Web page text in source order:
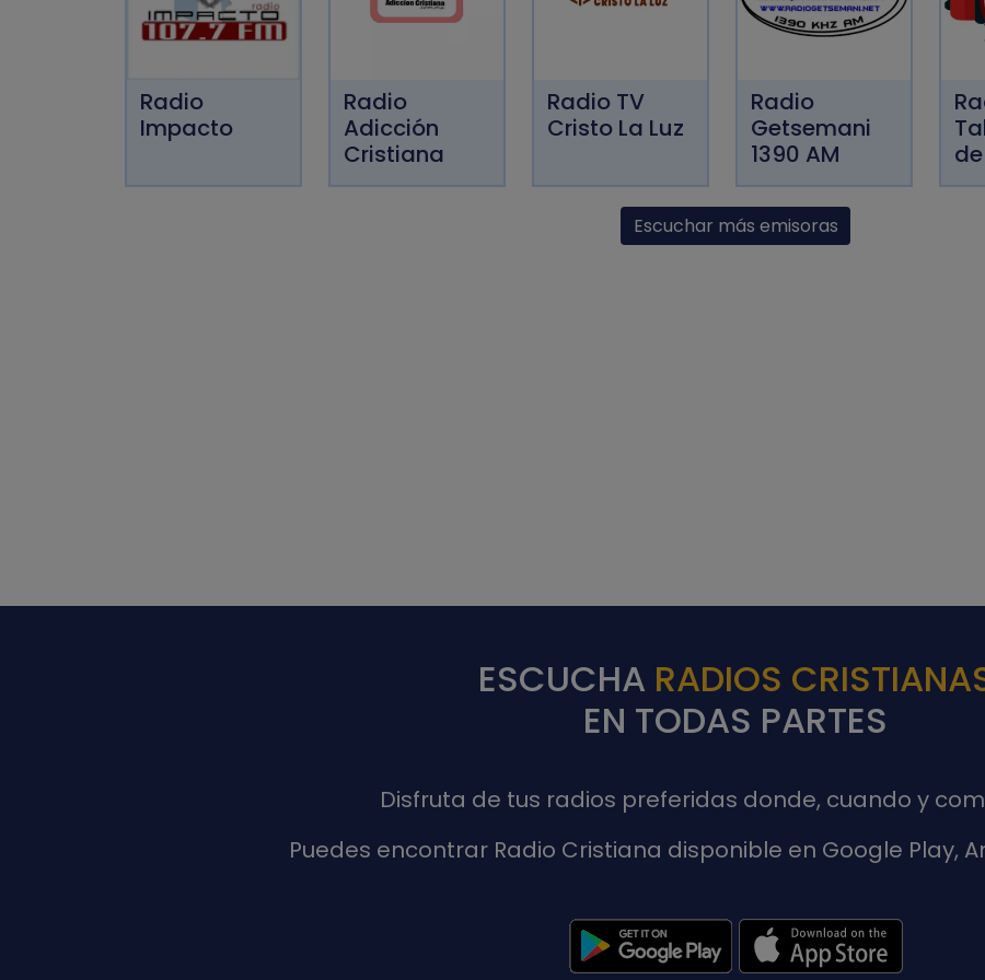
Radio
Impacto
Radio
Adicción
Cristiana
Radio TV
Cristo La Luz
Radio
Getsemani
1390 AM
Escuchar más emisoras
ESCUCHA RADIOS
EN TODAS PARTES
Disfruta de tus radios preferidas donde, cuando y
Puedes encontrar Radio Cristiana disponible en Google Play,